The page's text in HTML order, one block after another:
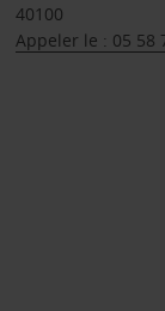
40100
Appeler le : 05 58